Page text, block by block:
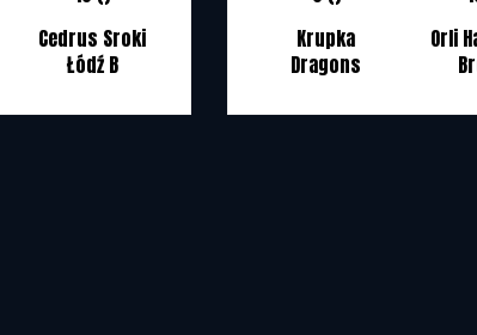
Cedrus Sroki
Łódź B
Krupka
Dragons
Orli